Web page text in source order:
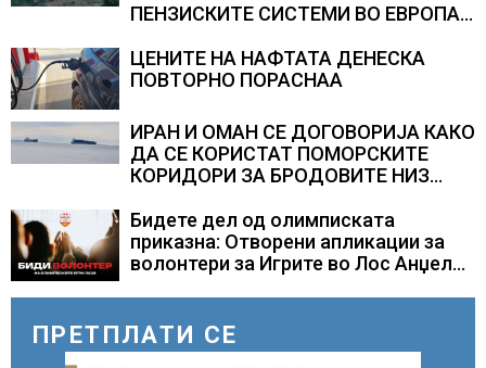
ПЕНЗИСКИТЕ СИСТЕМИ ВО ЕВРОПА и
ЦЕНИТЕ НА НАФТАТА ДЕНЕСКА
ПОВТОРНО ПОРАСНАА
ИРАН И ОМАН СЕ ДОГОВОРИЈА КАКО
ДА СЕ КОРИСТАТ ПОМОРСКИТЕ
КОРИДОРИ ЗА БРОДОВИТЕ НИЗ
Бидете дел од олимписката
приказна: Отворени апликации за
волонтери за Игрите во Лос Анџелес
ПРЕТПЛАТИ СЕ